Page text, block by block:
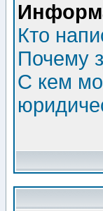
Кто
Почему
С кем